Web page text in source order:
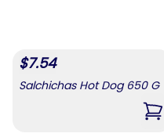
$7.54
Salchichas Hot Dog 650 G
,